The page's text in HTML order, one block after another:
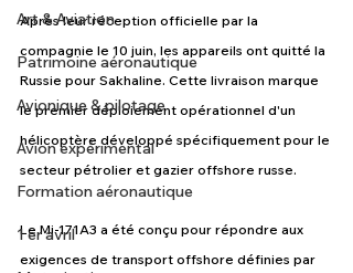
Art & Aviation
Patrimoine aéronautique
Avionique & pilotage
Avion expérimental
Formation aéronautique
1 er avril
Après leur réception officielle par la
compagnie le 10 juin, les appareils ont quitté la
Russie pour Sakhaline. Cette livraison marque
le premier déploiement opérationnel d'un
hélicoptère développé spécifiquement pour le
secteur pétrolier et gazier offshore russe.
Le Mi-171A3 a été conçu pour répondre aux
exigences de transport offshore définies par